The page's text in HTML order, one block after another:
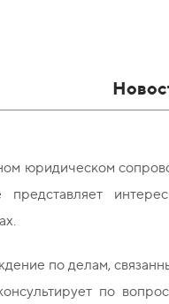
юридическом
представляет
по делам,
по